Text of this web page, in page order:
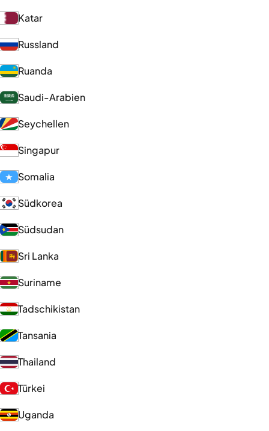
Katar
Russland
Ruanda
Saudi-Arabien
Seychellen
Singapur
Somalia
Südkorea
Südsudan
Sri Lanka
Suriname
Tadschikistan
Tansania
Thailand
Türkei
Uganda